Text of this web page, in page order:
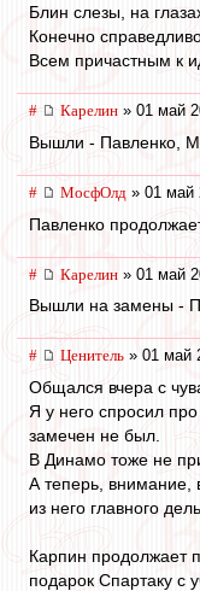
Блин слезы, на
Конечно
Всем причастным к
# Карелин » 01 май
Вышли - Павленко,
# МосфОлд » 01 май
Павленко
# Карелин » 01 май
Вышли на замены -
# Ценитель » 01 май
Общался вчера с
Я у него спросил
замечен не был.
В Динамо тоже не
А теперь, внимание,
из него главного
Карпин продолжает
подарок Спартаку с